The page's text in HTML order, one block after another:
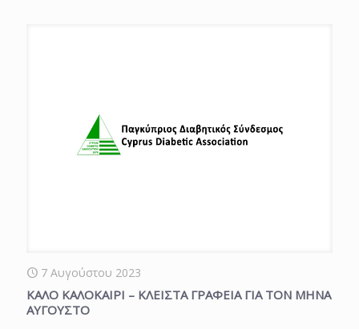
7 Αυγούστου 2023
ΚΑΛΟ ΚΑΛΟΚΑΙΡΙ – ΚΛΕΙΣΤΑ ΓΡΑΦΕΙΑ ΓΙΑ ΤΟΝ ΜΗΝΑ
ΑΥΓΟΥΣΤΟ